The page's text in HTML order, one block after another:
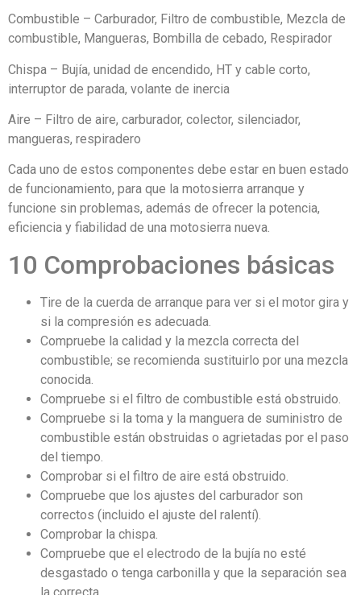
Combustible – Carburador, Filtro de combustible, Mezcla de
combustible, Mangueras, Bombilla de cebado, Respirador
Chispa – Bujía, unidad de encendido, HT y cable corto,
interruptor de parada, volante de inercia
Aire – Filtro de aire, carburador, colector, silenciador,
mangueras, respiradero
Cada uno de estos componentes debe estar en buen estado
de funcionamiento, para que la motosierra arranque y
funcione sin problemas, además de ofrecer la potencia,
eficiencia y fiabilidad de una motosierra nueva.
10 Comprobaciones básicas
Tire de la cuerda de arranque para ver si el motor gira y
si la compresión es adecuada.
Compruebe la calidad y la mezcla correcta del
combustible; se recomienda sustituirlo por una mezcla
conocida.
Compruebe si el filtro de combustible está obstruido.
Compruebe si la toma y la manguera de suministro de
combustible están obstruidas o agrietadas por el paso
del tiempo.
Comprobar si el filtro de aire está obstruido.
Compruebe que los ajustes del carburador son
correctos (incluido el ajuste del ralentí).
Comprobar la chispa.
Compruebe que el electrodo de la bujía no esté
desgastado o tenga carbonilla y que la separación sea